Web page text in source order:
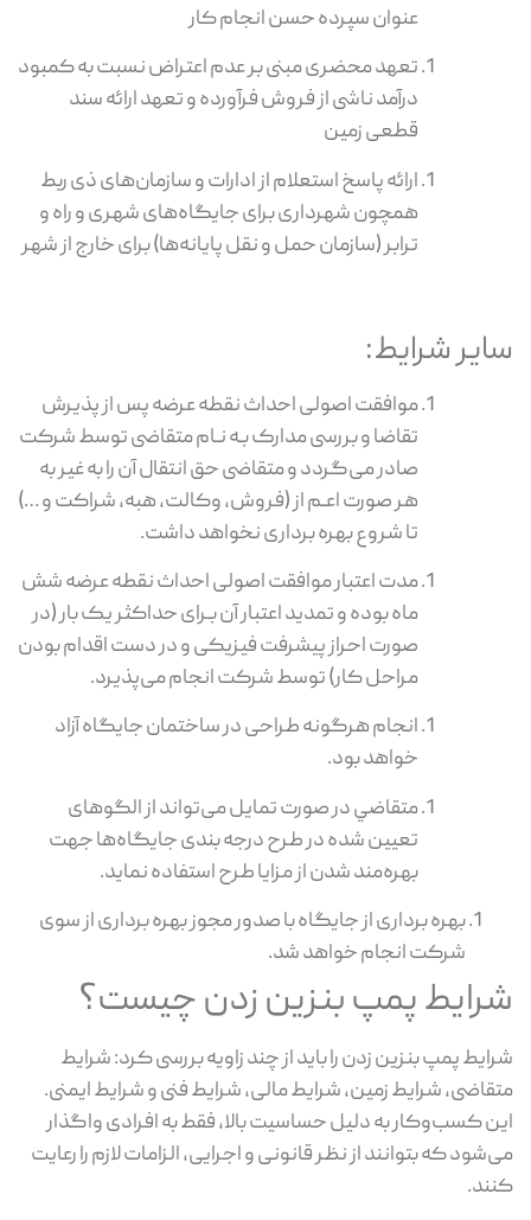
عنوان سپرده حسن انجام کار
تعهد محضری مبنی بر عدم اعتراض نسبت به کمبود
درآمد ناشی از فروش فرآورده و تعهد ارائه سند
قطعی زمین
ارائه پاسخ استعلام از ادارات و سازمان‌های ذی ربط
همچون شهرداری برای جایگاه‌های شهری و راه و
ترابر (سازمان حمل و نقل پایانه‌ها) برای خارج از شهر
شرایط:
موافقت اصولی احداث نقطه عرضه پس از پذیرش
تقاضا و بررسی مدارک بـه نـام متقاضی توسط شرکت
صادر می‌گردد و متقاضی حق انتقال آن را به غیر به
هر صورت اعـم از (فروش، وکالت، هبه، شراکت و …)
تا شروع بهره برداری نخواهد داشت.
مدت اعتبار موافقت اصولی احداث نقطه عرضه شش
ماه بوده و تمدید اعتبار آن بـرای حداکثر یک بار (در
صورت احراز پیشرفت فیزیکی و در دست اقدام بودن
مراحل کار) توسط شرکت انجام می‌پذیرد.
انجام هرگونه طراحی در ساختمان جایگاه آزاد
خواهد بود.
متقاضي در صورت تمايل می‌تواند از الگوهای
تعيين شده در طرح درجه بندی جایگاه‌ها جهت
بهره‌مند شدن از مزايا طرح استفاده نمايد.
بهره برداری از جایگاه با صدور مجوز بهره برداری از سوی
شرکت انجام خواهد شد.
پمپ بنزین زدن چیست؟
پمپ بنزین زدن را باید از چند زاویه بررسی کرد: شرایط
شرایط زمین، شرایط مالی، شرایط فنی و شرایط ایمنی.
کسب‌وکار به دلیل حساسیت بالا، فقط به افرادی واگذار
که بتوانند از نظر قانونی و اجرایی، الزامات لازم را رعایت